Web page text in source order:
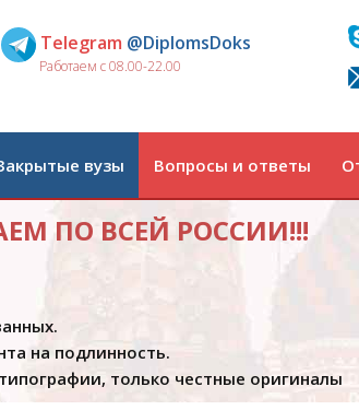
Telegram @DiplomsDoks
Работаем с 08.00-22.00
вузы Вопросы и ответы
ПО ВСЕЙ РОССИИ!!!
на подлинность.
только честные оригиналы